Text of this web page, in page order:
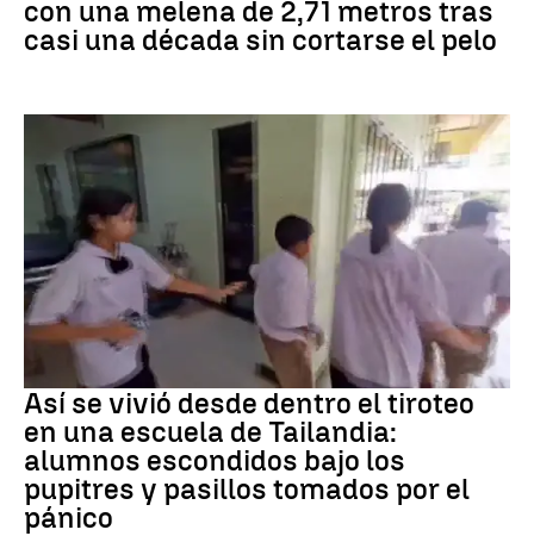
con una melena de 2,71 metros tras
casi una década sin cortarse el pelo
Así se vivió desde dentro el tiroteo
en una escuela de Tailandia:
alumnos escondidos bajo los
pupitres y pasillos tomados por el
pánico